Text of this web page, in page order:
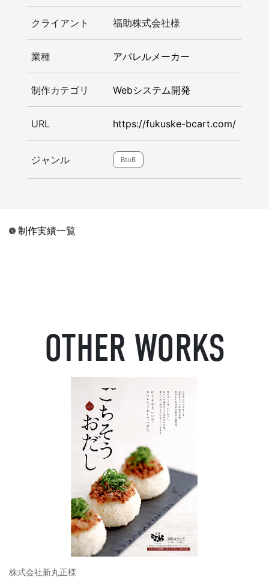
クライアント 福助株式会社様
業種 アパレルメーカー
制作カテゴリ Webシステム開発
URL https://fukuske-bcart.com/
ジャンル BtoB
制作実績一覧
OTHER WORKS
株式会社新丸正様